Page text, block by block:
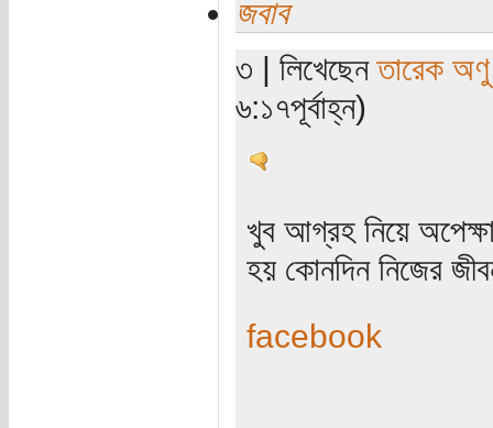
জবাব
৩ | লিখেছেনতারেক অণু
৬:১৭পূর্বাহ্ন)
খুব আগ্রহ নিয়ে
হয় কোনদিন নিজের
facebook